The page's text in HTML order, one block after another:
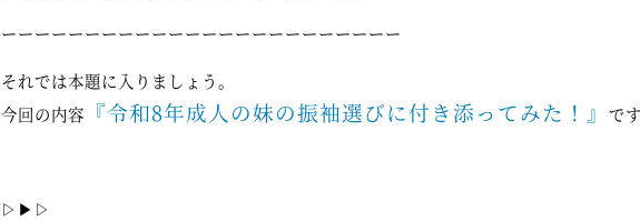
ーーーーーーーーーーーーーーーーーーーーーーーー
それでは本題に入りましょう。
今回の内容 『令和8年成人の妹の振袖選びに付き添ってみた！』 で
▷▶▷